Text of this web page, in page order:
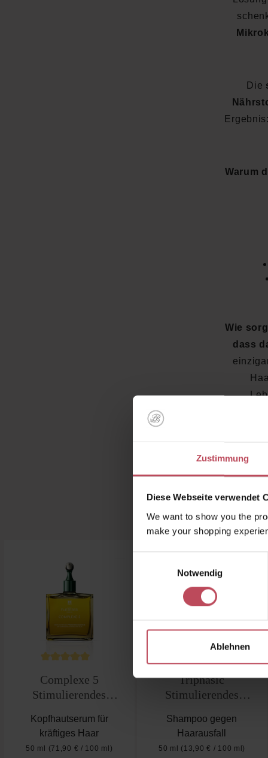
Zustimmung
Diese Webseite verwendet
We want to show you the
make your shopping
Notwendig
Ablehnen
Die
Ergebnis:
Warum
Wie
dass
Durchschnittliche Bewertung von 5 von 5 Sternen
Complexe 5
Stimulierendes
Kopfhautserum für
kräftiges Haar
50 ml (71,90 € / 100 ml)
Triphasic
Stimulierendes
Shampoo gegen
Haarausfall
50 ml (13,90 € / 100 ml)